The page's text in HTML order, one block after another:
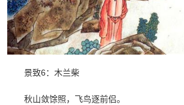
景致6：木兰柴
秋山敛馀照，飞鸟逐前侣。